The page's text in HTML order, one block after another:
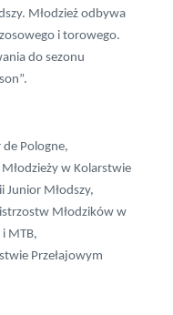
Młodzież odbywa
i torowego.
do sezonu
Pologne,
w Kolarstwie
Junior Młodszy,
Młodzików w
MTB,
Przełajowym